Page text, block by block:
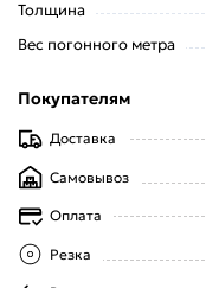
Толщина
Вес погонного метра
Покупателям
Доставка
Самовывоз
Оплата
Резка